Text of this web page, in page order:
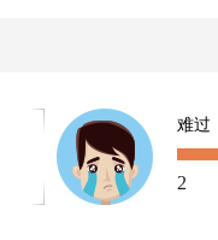
难过
2